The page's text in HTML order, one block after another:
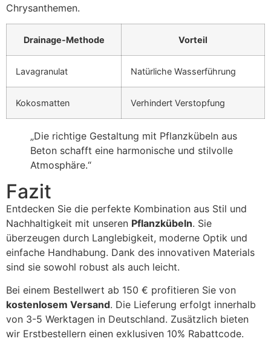
Chrysanthemen.
Drainage-Methode Vorteil
Lavagranulat Natürliche Wasserführung
Kokosmatten Verhindert Verstopfung
„Die richtige Gestaltung mit Pflanzkübeln aus
Beton schafft eine harmonische und stilvolle
Atmosphäre.“
Fazit
Entdecken Sie die perfekte Kombination aus Stil und
Nachhaltigkeit mit unseren Pflanzkübeln. Sie
überzeugen durch Langlebigkeit, moderne Optik und
einfache Handhabung. Dank des innovativen Materials
sind sie sowohl robust als auch leicht.
Bei einem Bestellwert ab 150 € profitieren Sie von
kostenlosem Versand. Die Lieferung erfolgt innerhalb
von 3-5 Werktagen in Deutschland. Zusätzlich bieten
wir Erstbestellern einen exklusiven 10% Rabattcode.